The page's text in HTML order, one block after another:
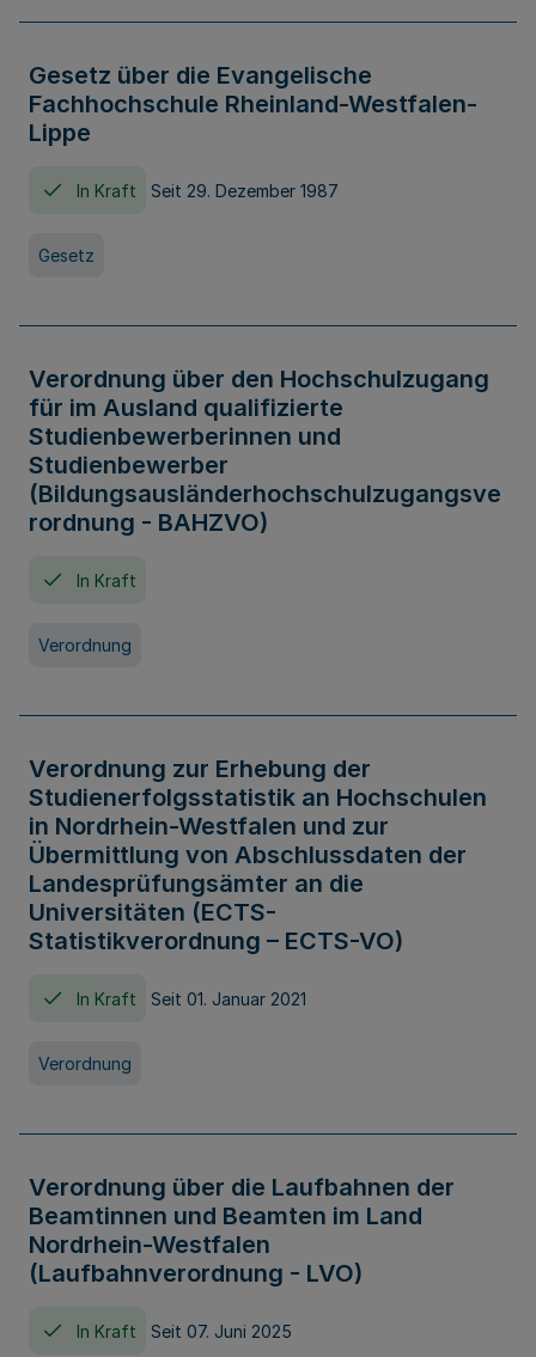
Gesetz über die Evangelische
Fachhochschule Rheinland-Westfalen-
Lippe
In Kraft Seit 29. Dezember 1987
Gesetz
Verordnung über den Hochschulzugang
für im Ausland qualifizierte
Studienbewerberinnen und
Studienbewerber
(Bildungsausländerhochschulzugangsve
rordnung - BAHZVO)
In Kraft
Verordnung
Verordnung zur Erhebung der
Studienerfolgsstatistik an Hochschulen
in Nordrhein-Westfalen und zur
Übermittlung von Abschlussdaten der
Landesprüfungsämter an die
Universitäten (ECTS-
Statistikverordnung – ECTS-VO)
In Kraft Seit 01. Januar 2021
Verordnung
Verordnung über die Laufbahnen der
Beamtinnen und Beamten im Land
Nordrhein-Westfalen
(Laufbahnverordnung - LVO)
In Kraft Seit 07. Juni 2025